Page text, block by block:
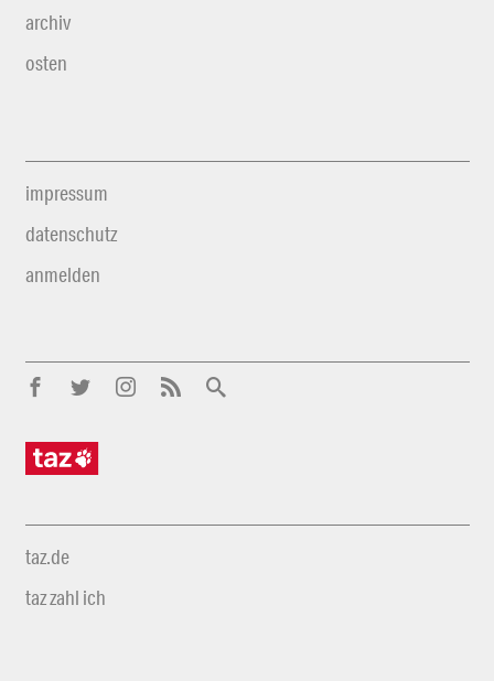
archiv
osten
impressum
datenschutz
anmelden
taz.de
taz zahl ich